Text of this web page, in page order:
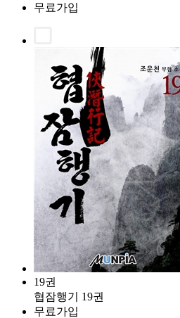
무료가입
19권
협잠행기 19권
무료가입